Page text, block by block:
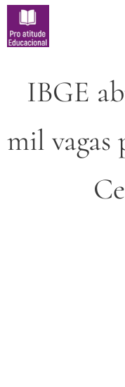
IBGE
mil vagas